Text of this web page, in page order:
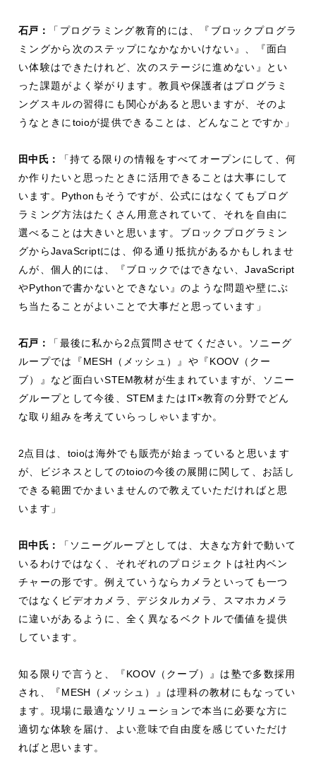
石戸：
「プログラミング教育的には、『ブロックプログラ
ミングから次のステップになかなかいけない』、『面白
い体験はできたけれど、次のステージに進めない』とい
った課題がよく挙がります。教員や保護者はプログラミ
ングスキルの習得にも関心があると思いますが、そのよ
うなときに toioが提供できることは、どんなことですか」
田中氏：
「持てる限りの情報をすべてオープンにして、何
か作りたいと思ったときに活用できることは大事にして
います。 Python もそうですが、公式にはなくてもプログ
ラミング方法はたくさん用意されていて、それを自由に
選べることは大きいと思います。ブロックプログラミン
グからJavaScriptには、仰る通り抵抗があるかもしれませ
んが、個人的には、『ブロックではできない、JavaScript
やPythonで書かないとできない』のような問題や壁にぶ
ち当たることがよいことで大事だと思っています」
石戸： 「最後に私から 2 点質問させてください。ソニーグ
ループでは『MESH （メッシュ）』や『KOOV（クー
ブ）』など面白いSTEM教材が生まれていますが、ソニー
グループとして今後、 STEM または IT×教育の分野でどん
な取り組みを考えていらっしゃいますか。
2点目は、 toioは海外でも販売が始まっていると思います
が、ビジネスとしてのtoioの今後の展開に関して、お話し
できる範囲でかまいませんので教えていただければと思
います」
田中氏：
「ソニーグループとしては、大きな方針で動いて
いるわけではなく、それぞれのプロジェクトは社内ベン
チャーの形です。例えていうならカメラといっても一つ
ではなくビデオカメラ、デジタルカメラ、スマホカメラ
に違いがあるように、全く異なるベクトルで価値を提供
しています。
知る限りで言うと、『KOOV（クーブ）』は塾で多数採用
され、『MESH
（メッシュ）』は理科の教材にもなってい
ます。現場に最適なソリューションで本当に必要な方に
適切な体験を届け、よい意味で自由度を感じていただけ
ればと思います。